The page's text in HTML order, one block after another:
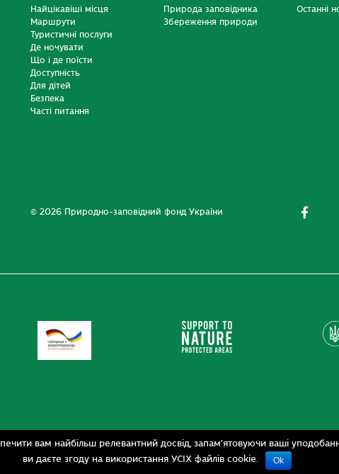
вам найбільш релевантний досвід, запам’ятовуючи ваші
ви даєте згоду на використання УСІХ файлів cookie.
Ok
Найцікавіші місця
Маршрути
Туристичні послуги
Де ночувати
Що і де поїсти
Доступність
Для дітей
Безпека
Часті питання
Природа заповідника
Збереження природи
Останні
© 2026 Природно-заповідний фонд України